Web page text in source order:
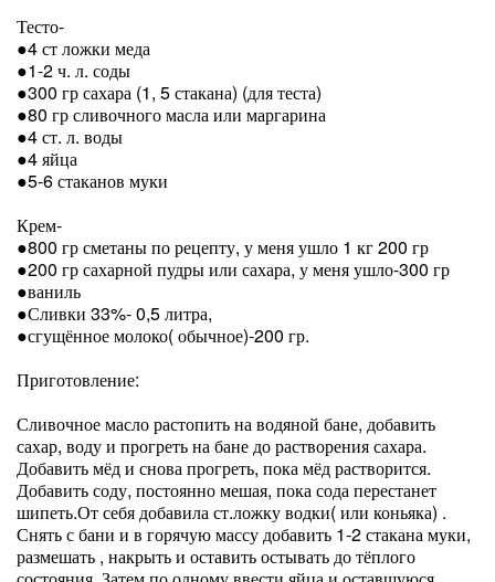
Тесто-
●4 ст ложки меда
●1-2 ч. л. соды
●300 гр сахара (1, 5 стакана) (для теста)
●80 гр сливочного масла или маргарина
●4 ст. л. воды
●4 яйца
●5-6 стаканов муки
Крем-
●800 гр сметаны по рецепту, у меня ушло 1 кг 200 гр
●200 гр сахарной пудры или сахара, у меня ушло-300 гр
●ваниль
●Сливки 33%- 0,5 литра,
●сгущённое молоко( обычное)-200 гр.
Приготовление:
Сливочное масло растопить на водяной бане, добавить
сахар, воду и прогреть на бане до растворения сахара.
Добавить мёд и снова прогреть, пока мёд растворится.
Добавить соду, постоянно мешая, пока сода перестанет
шипеть.От себя добавила ст.ложку водки( или коньяка) .
Снять с бани и в горячую массу добавить 1-2 стакана муки,
размешать , накрыть и оставить остывать до тёплого